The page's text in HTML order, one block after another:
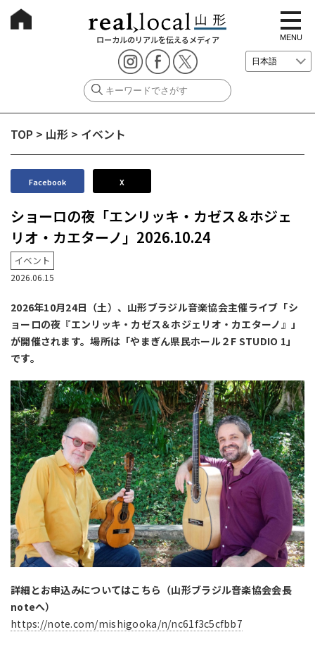
ローカルのリアルを伝えるメディア
t
o
g
g
e
i
i
MENU
TOP > 山形 > イベント
Facebook X
ショーロの夜「エンリッキ・カゼス＆ホジェ
リオ・カエターノ」2026.10.24
イベント
2026.06.15
2026年10月24日（土）、山形ブラジル音楽協会主催ライブ「シ
ョーロの夜『エンリッキ・カゼス＆ホジェリオ・カエターノ』」
が開催されます。場所は「やまぎん県民ホール２F STUDIO 1」
です。
詳細とお申込みについてはこちら（山形ブラジル音楽協会会長
noteへ）
https://note.com/mishigooka/n/nc61f3c5cfbb7